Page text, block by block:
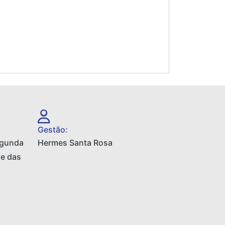
das
Gestão:
Hermes Santa Rosa